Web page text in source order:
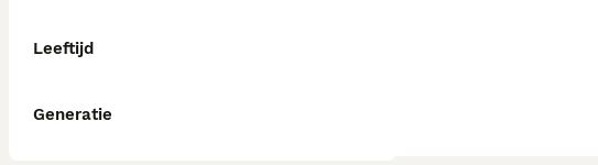
Leeftijd
Generatie